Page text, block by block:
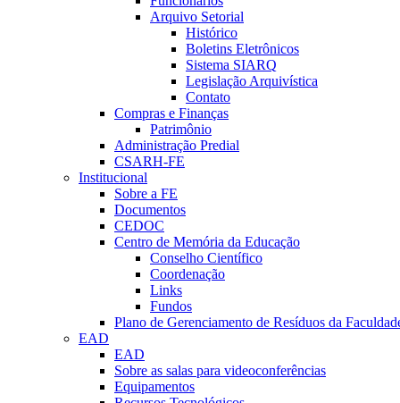
Arquivo Setorial
Histórico
Boletins Eletrônicos
Sistema SIARQ
Legislação Arquivística
Contato
Compras e Finanças
Patrimônio
Administração Predial
CSARH-FE
Institucional
Sobre a FE
Documentos
CEDOC
Centro de Memória da Educação
Conselho Científico
Coordenação
Links
Fundos
Plano de Gerenciamento de Resíduos da
EAD
EAD
Sobre as salas para videoconferências
Equipamentos